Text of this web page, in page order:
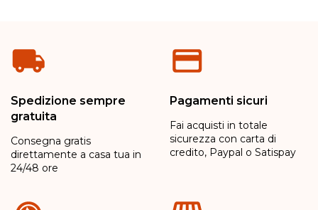
Spedizione sempre
gratuita
Consegna gratis
direttamente a casa tua in
24/48 ore
Pagamenti sicuri
Fai acquisti in totale
sicurezza con carta di
credito, Paypal o Satispay